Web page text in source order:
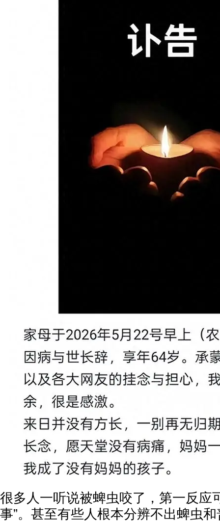
很多人一听说被蜱虫咬了，第一反应
事”。甚至有些人根本分辨不出蜱虫